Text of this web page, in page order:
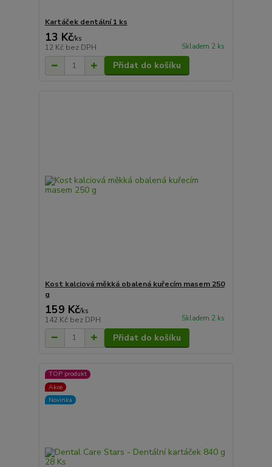
Kartáček dentální 1 ks
13 Kč/ks
12 Kč bez DPH Skladem 2 ks
Přidat do košíku
Kost kalciová měkká obalená kuřecím masem 250
g
159 Kč/ks
142 Kč bez DPH Skladem 2 ks
Přidat do košíku
TOP produkt
Akce
Novinka